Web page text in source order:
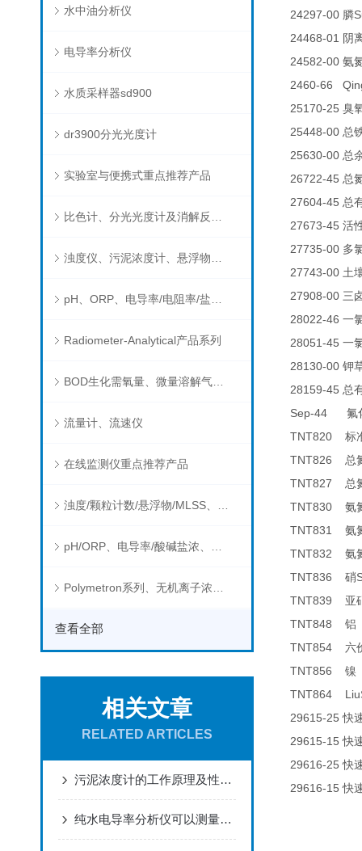
水中油分析仪
电导率分析仪
水质采样器sd900
dr3900分光光度计
实验室与便携式重点推荐产品
Radiometer-Analytical产品系列
BOD生化需氧量、微量溶解气体和现场水质测试组件以及其他分析仪
流量计、流速仪
在线监测仪重点推荐产品
查看全部
相关文章
RELATED ARTICLES
污泥浓度计的工作原理及性能特点
纯水电导率分析仪可以测量哪些物质的电导率？
24297-00 膦
24468-01
阴
24582-00 氨
2460-66
25170-25 臭
25448-00 总
25630-00 总
26722-45 总
27604-45 总
27673-45 活
27735-00 多
27743-00 土
27908-00 三
28022-46 一
28051-45 一
28130-00 钾
28159-45 总
Sep-44 氟
TNT820 标
TNT826 总
TNT827 总
TNT830 氨
TNT831 氨
TNT832 氨
TNT836 硝
TNT839 亚
TNT848 铝
TNT854 六
TNT856 镍
TNT864
29615-25快
29615-15快
29616-25快
29616-15快